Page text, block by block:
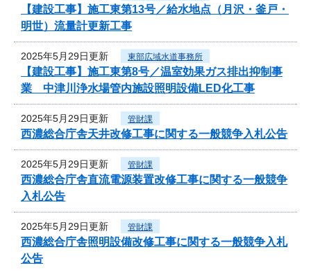
【建設工事】施工東第13号／給水地点（月沢・釜戸・
明世）流量計更新工事
2025年5月29日更新 東部広域水道事務所
【建設工事】施工東第8号／温室効果ガス排出抑制事
業 中津川浄水場管内施設照明設備LED化工事
2025年5月29日更新 管財課
西濃総合庁舎天井改修工事に関する一般競争入札公告
2025年5月29日更新 管財課
西濃総合庁舎直流電源装置改修工事に関する一般競争
入札公告
2025年5月29日更新 管財課
西濃総合庁舎照明設備改修工事に関する一般競争入札
公告